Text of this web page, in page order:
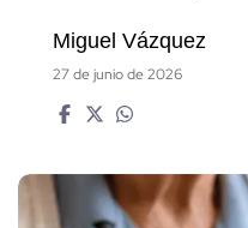
Miguel Vázquez
27 de junio de 2026